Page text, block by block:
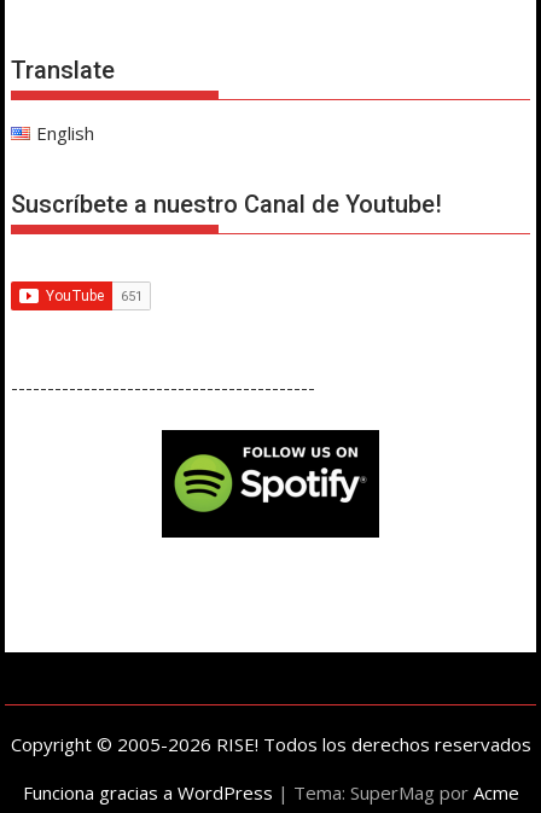
Translate
English
Suscríbete a nuestro Canal de Youtube!
------------------------------------------
Copyright © 2005-2026 RISE! Todos los derechos reservados
Funciona gracias a WordPress | Tema: SuperMag por Acme